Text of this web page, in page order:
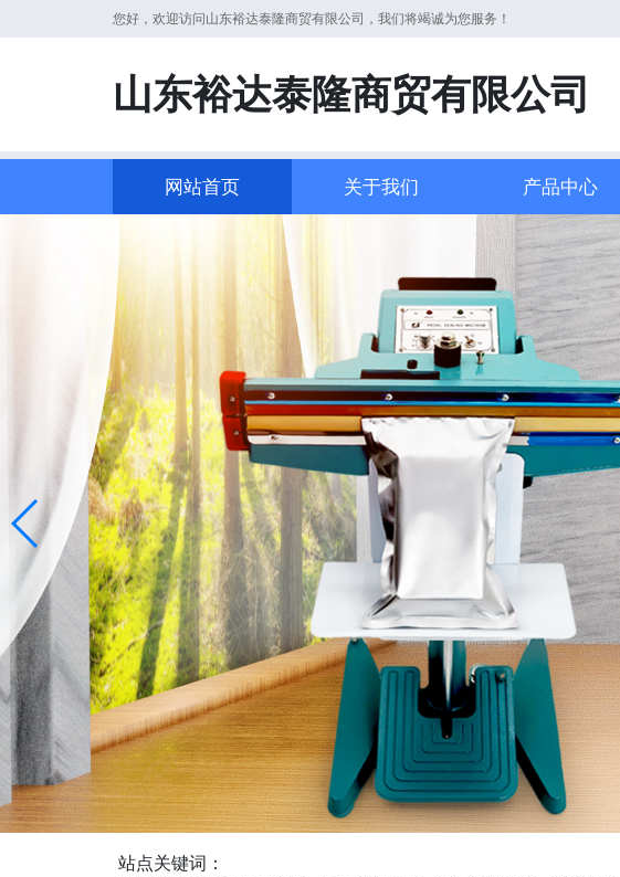
您好，欢迎访问山东裕达泰隆商贸有限公司，我们将竭诚为您服务！
山东裕达泰隆商贸有限公司
网站首页 关于我们 产品中心
站点关键词：